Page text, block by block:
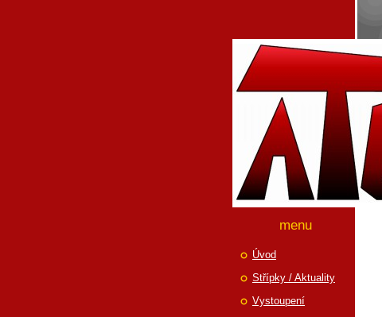
menu
Úvod
Střípky / Aktuality
Vystoupení